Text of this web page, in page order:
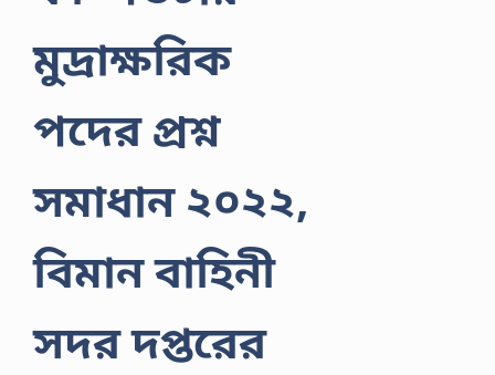
মুদ্রাক্ষরিক
পদের প্রশ্ন
সমাধান ২০২২,
বিমান বাহিনী
সদর দপ্তরের